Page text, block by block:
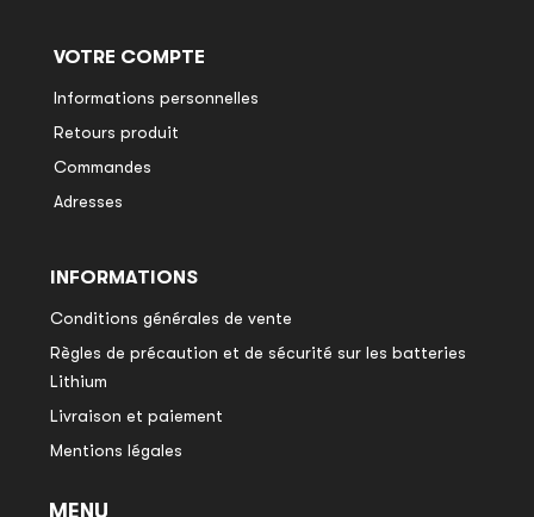
VOTRE COMPTE
Informations personnelles
Retours produit
Commandes
Adresses
INFORMATIONS
Conditions générales de vente
Règles de précaution et de sécurité sur les batteries
Lithium
Livraison et paiement
Mentions légales
MENU